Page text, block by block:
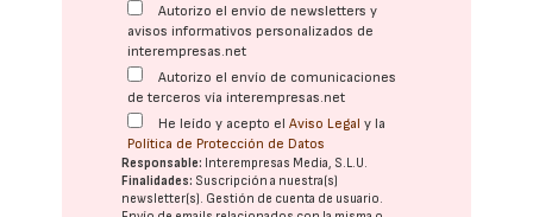
Autorizo el envío de newsletters y
avisos informativos personalizados de
interempresas.net
Autorizo el envío de comunicaciones
de terceros vía interempresas.net
He leído y acepto elAviso Legal y la
Política de Protección de Datos
Responsable: Interempresas Media, S.L.U.
Finalidades: Suscripción a nuestra(s)
newsletter(s). Gestión de cuenta de usuario.